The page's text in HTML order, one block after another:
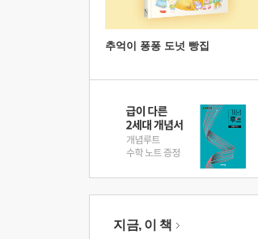
추억이 퐁퐁 도넛 빵집
지금, 이 책